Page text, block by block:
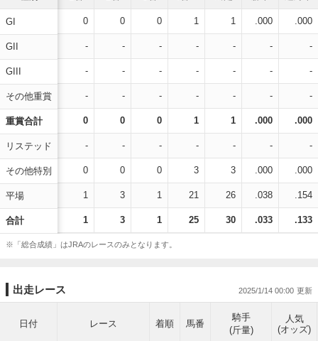
GI
GII
GIII
その他重賞
重賞合計
リステッド
その他特別
平場
合計
0 0 0 1 1 .000 .000
- - - - - - -
- - - - - - -
- - - - - - -
0 0 0 1 1 .000 .000
- - - - - - -
0 0 0 3 3 .000 .000
1 3 1 21 26 .038 .154
1 3 1 25 30 .033 .133
※「総合成績」はJRAのレースのみとなります。
出走レース 2025/1/14 00:00
日付 レース 着順 馬番
騎手
(斤量)
人気
(オッズ)